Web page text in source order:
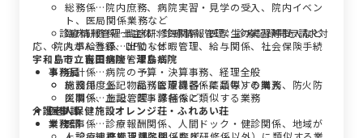
総務係…院内庶務、病院実習・見学の受入、院内イベン
ト、医局関係業務など
臨床研修係…臨床研修医関係、医学生の実習等受入など
人事給与係…出勤・休暇管理、給与関係、社会保険手続
き、職員健康管理など
会計係…病院の予算・決算事務、経理全般
施設用度係…物品（医療機器・薬品等）の購入、防火防
災関係、施設管理・修繕など
医事課
医事係…診療報酬関係、人間ドック・健診関係、地域が
診療情報管理士主体：診療情報管理、診療記録開示請求対
応、院内がん登録、DPCなど
宇和島市立吉田病院・津島病院
事務局
総務係…上記、総務管理課各係に類似する業務
医事係…上記、医事課各係に類似する業務
介護老人保健施設オレンジ荘・ふれあい荘
業務部